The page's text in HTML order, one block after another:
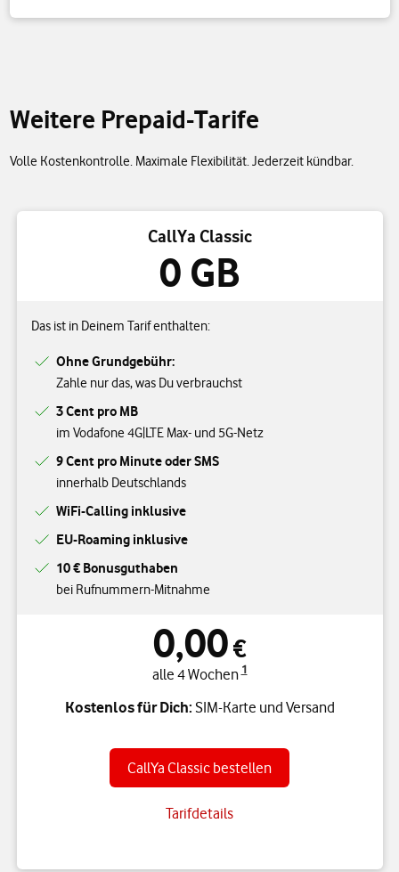
Weitere Prepaid-Tarife
Volle Kostenkontrolle. Maximale Flexibilität. Jederzeit kündbar.
CallYa Classic
0 GB
Das ist in Deinem Tarif enthalten:
Ohne Grundgebühr:
Zahle nur das, was Du verbrauchst
3 Cent pro MB
im Vodafone 4G|LTE Max- und 5G-Netz
9 Cent pro Minute oder SMS
innerhalb Deutschlands
WiFi-Calling inklusive
EU-Roaming inklusive
10 € Bonusguthaben
bei Rufnummern-Mitnahme
0,00€
alle 4 Wochen1
Kostenlos für Dich: SIM-Karte und Versand
CallYa Classic bestellen
Tarifdetails